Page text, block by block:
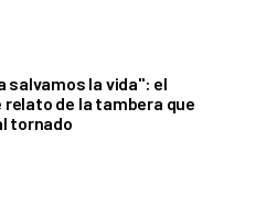
salvamos la vida": el
de la tambera que
tornado